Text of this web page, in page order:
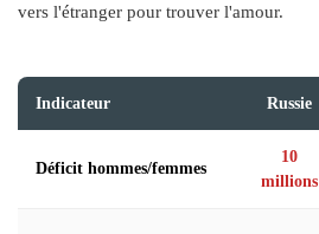
vers l'étranger pour trouver l'amour.
Indicateur Russie
Déficit hommes/femmes
10
millions